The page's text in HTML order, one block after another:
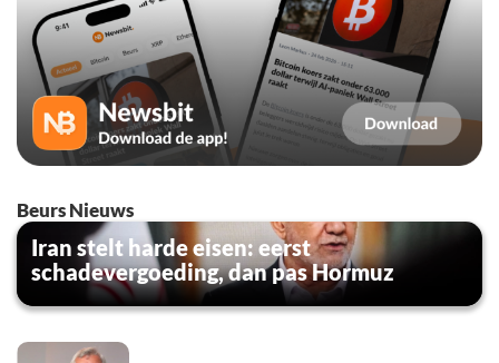
Beurs Nieuws
Iran stelt harde eisen: eerst
schadevergoeding, dan pas Hormuz